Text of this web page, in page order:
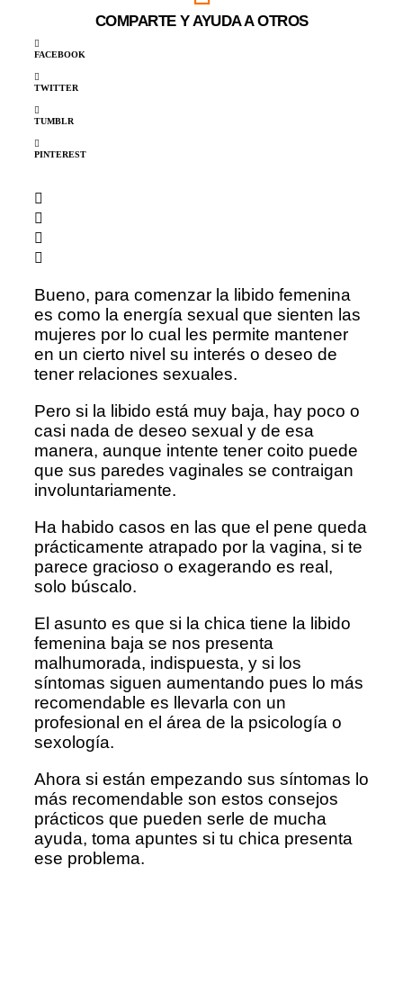
COMPARTE Y AYUDA A OTROS
FACEBOOK
TWITTER
TUMBLR
PINTEREST
Bueno, para comenzar la libido femenina
es como la energía sexual que sienten las
mujeres por lo cual les permite mantener
en un cierto nivel su interés o deseo de
tener relaciones sexuales.
Pero si la libido está muy baja, hay poco o
casi nada de deseo sexual y de esa
manera, aunque intente tener coito puede
que sus paredes vaginales se contraigan
involuntariamente.
Ha habido casos en las que el pene queda
prácticamente atrapado por la vagina, si te
parece gracioso o exagerando es real,
solo búscalo.
El asunto es que si la chica tiene la libido
femenina baja se nos presenta
malhumorada, indispuesta, y si los
síntomas siguen aumentando pues lo más
recomendable es llevarla con un
profesional en el área de la psicología o
sexología.
Ahora si están empezando sus síntomas lo
más recomendable son estos consejos
prácticos que pueden serle de mucha
ayuda, toma apuntes si tu chica presenta
ese problema.